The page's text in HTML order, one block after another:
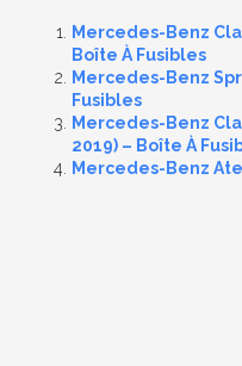
Mercedes-Benz
Boîte À Fusibles
Mercedes-Benz
Fusibles
Mercedes-Benz
2019) – Boîte À
Mercedes-Benz